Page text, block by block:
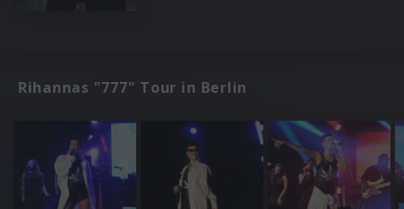
Rihannas "777" Tour in Berlin